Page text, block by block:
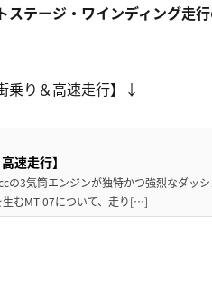
テージ・ワインディング走
乗り＆高速走行】↓
速走行】
の3気筒エンジンが独特かつ強烈なダッシ
むMT-07について、走り[…]